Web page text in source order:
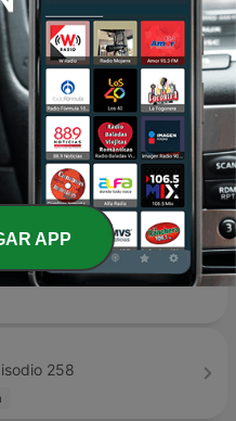
Episodio 615
Hong Kong - 1964
258
APP